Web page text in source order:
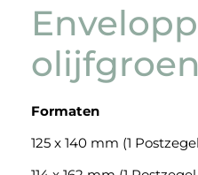
olijfgroen
Formaten
125 x 140 mm (1